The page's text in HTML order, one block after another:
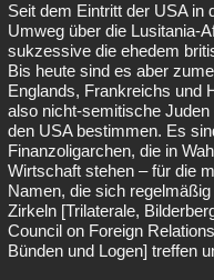
Seit dem Eintritt der USA in
Umweg über die Lusitania-
sukzessive die ehedem
Bis heute sind es aber
Englands, Frankreichs und
also nicht-semitische
den USA bestimmen. Es
Finanzoligarchen, die in
Wirtschaft stehen – für die
Namen, die sich
Zirkeln [Trilaterale,
Council on Foreign
Bünden und Logen] treffen